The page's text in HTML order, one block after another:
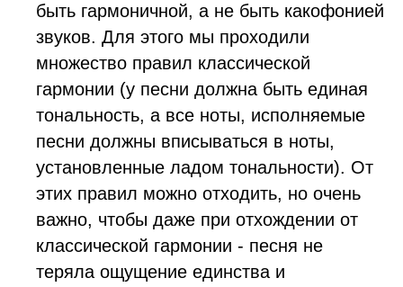
быть гармоничной, а не быть какофонией
звуков. Для этого мы проходили
множество правил классической
гармонии (у песни должна быть единая
тональность, а все ноты, исполняемые
песни должны вписываться в ноты,
установленные ладом тональности). От
этих правил можно отходить, но очень
важно, чтобы даже при отхождении от
классической гармонии - песня не
теряла ощущение единства и